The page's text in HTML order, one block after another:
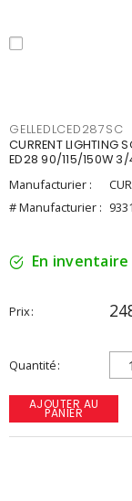
GELLEDLCED287SC
CURRENT LIGHTING
ED28 90/115/150W
Manufacturier :
# Manufacturier :
En inventaire
Prix
Quantité
AJOUTER AU
PANIER